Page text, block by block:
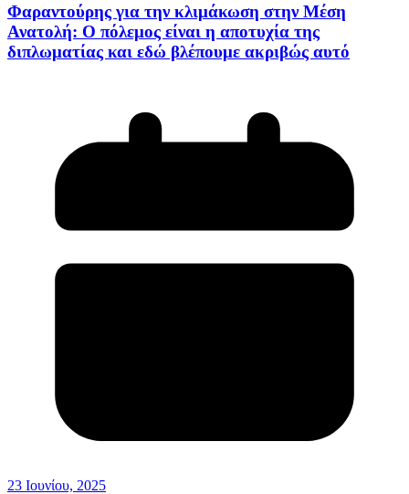
Φαραντούρης για την κλιμάκωση στην Μέση
Ανατολή: Ο πόλεμος είναι η αποτυχία της
διπλωματίας και εδώ βλέπουμε ακριβώς αυτό
23 Ιουνίου, 2025